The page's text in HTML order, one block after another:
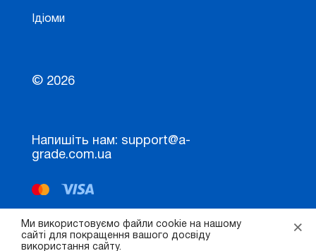
Ми використовуємо файли cookie на нашому
сайті для покращення вашого досвіду
використання сайту.
×
Ідіоми
© 2026
Напишіть нам: support@a-
grade.com.ua